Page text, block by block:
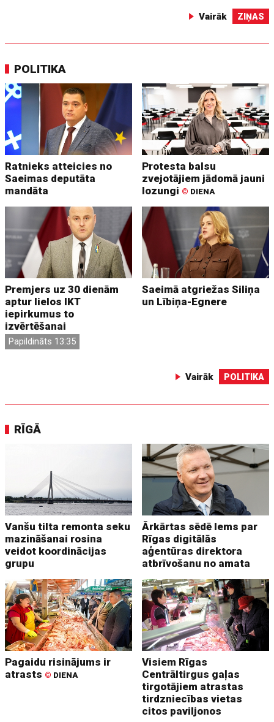
Vairāk ZIŅAS
POLITIKA
Ratnieks atteicies no
Saeimas deputāta
mandāta
Protesta balsu
zvejotājiem jādomā jauni
lozungi © DIENA
Premjers uz 30 dienām
aptur lielos IKT
iepirkumus to
izvērtēšanai
Papildināts 13:35
Saeimā atgriežas Siliņa
un Lībiņa-Egnere
Vairāk POLITIKA
RĪGĀ
Vanšu tilta remonta seku
mazināšanai rosina
veidot koordinācijas
grupu
Ārkārtas sēdē lems par
Rīgas digitālās
aģentūras direktora
atbrīvošanu no amata
Pagaidu risinājums ir
atrasts © DIENA
Visiem Rīgas
Centrāltirgus gaļas
tirgotājiem atrastas
tirdzniecības vietas
citos paviljonos